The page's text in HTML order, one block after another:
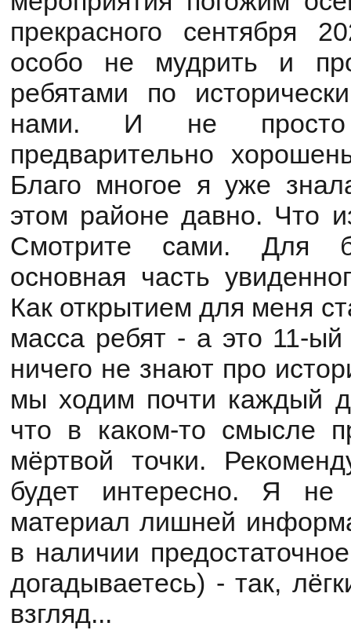
прекрасного сентября
особо не мудрить и
ребятами по
нами. И не просто
предварительно
Благо многое я уже
этом районе давно. Что
Смотрите сами. Для
основная часть
Как открытием для меня
масса ребят - а это 11-
ничего не знают про
мы ходим почти каждый
что в каком-то смысле
мёртвой точки.
будет интересно. Я не
материал лишней
в наличии
догадываетесь) - так,
взгляд...